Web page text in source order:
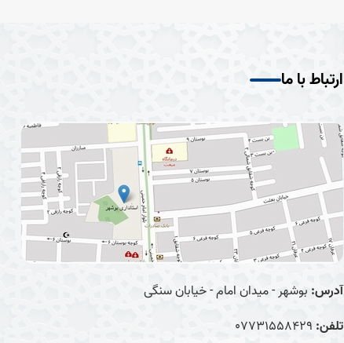
ارتباط با ما
آدرس: بوشهر - میدان امام - خیابان سنگی
تلفن: 07731558429